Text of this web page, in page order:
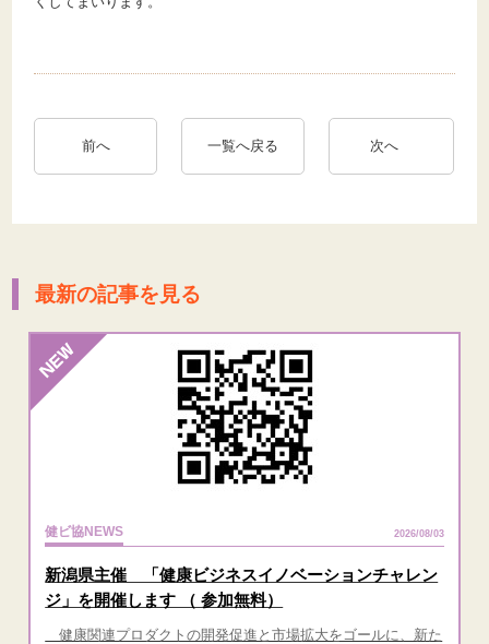
前へ 一覧へ戻る 次へ
最新の記事を見る
健ビ協NEWS 2026/08/03
新潟県主催 「健康ビジネスイノベーションチャレン
ジ」を開催します （ 参加無料）
健康関連プロダクトの開発促進と市場拡大をゴールに、新た